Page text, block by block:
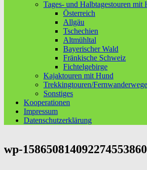
Tages- und Halbtagestouren mit
Österreich
Allgäu
Tschechien
Altmühltal
Bayerischer Wald
Fränkische Schweiz
Fichtelgebirge
Kajaktouren mit Hund
Trekkingtouren/
Sonstiges
Kooperationen
Impressum
Datenschutzerklärung
wp-